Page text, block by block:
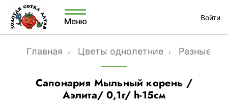
Меню Войти
Главная Цветы однолетние Разные
Сапонария Мыльный корень /
Аэлита/ 0,1г/ h-15см